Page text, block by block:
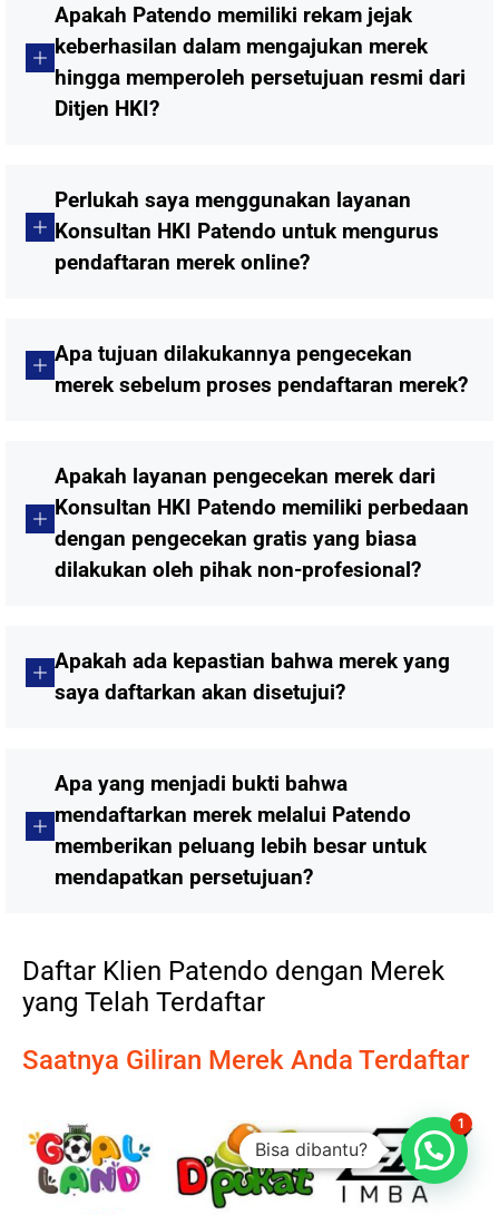
Apakah Patendo memiliki rekam jejak
keberhasilan dalam mengajukan merek
hingga memperoleh persetujuan resmi dari
Ditjen HKI?
Perlukah saya menggunakan layanan
Konsultan HKI Patendo untuk mengurus
pendaftaran merek online?
Apa tujuan dilakukannya pengecekan
merek sebelum proses pendaftaran merek?
Apakah layanan pengecekan merek dari
Konsultan HKI Patendo memiliki perbedaan
dengan pengecekan gratis yang biasa
dilakukan oleh pihak non-profesional?
Apakah ada kepastian bahwa merek yang
saya daftarkan akan disetujui?
Apa yang menjadi bukti bahwa
mendaftarkan merek melalui Patendo
memberikan peluang lebih besar untuk
mendapatkan persetujuan?
Daftar Klien Patendo dengan Merek
yang Telah Terdaftar
Saatnya Giliran Merek Anda Terdaftar
Bisa dibantu?
1